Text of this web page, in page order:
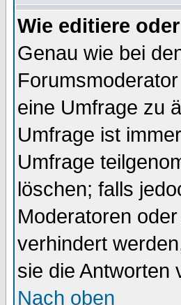
Wie editiere
Genau wie bei
eine Umfrage zu
Umfrage ist
Umfrage
löschen; falls
Moderatoren
verhindert
sie die Antworten
Nach oben